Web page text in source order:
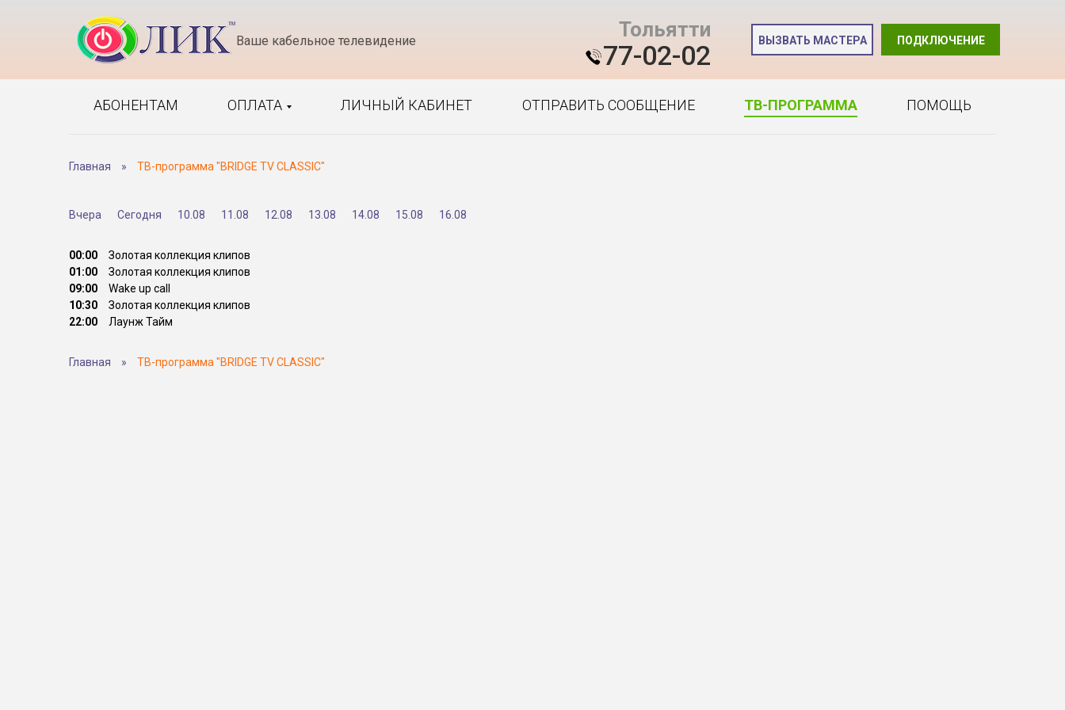
Ваше кабельное телевидение Тольятти
77-02-02 ПОДКЛЮЧЕНИЕ
ВЫЗВАТЬ МАСТЕРА
АБОНЕНТАМ ОПЛАТА ЛИЧНЫЙ КАБИНЕТ ОТПРАВИТЬ СООБЩЕНИЕ ТВ-ПРОГРАММА ПОМОЩЬ
Главная » ТВ-программа "BRIDGE TV CLASSIC"
Вчера Сегодня 10.08 11.08 12.08 13.08 14.08 15.08 16.08
00:00
Золотая коллекция клипов
01:00
Золотая коллекция клипов
09:00
Wake up call
10:30
Золотая коллекция клипов
22:00
Лаунж Тайм
Главная » ТВ-программа "BRIDGE TV CLASSIC"